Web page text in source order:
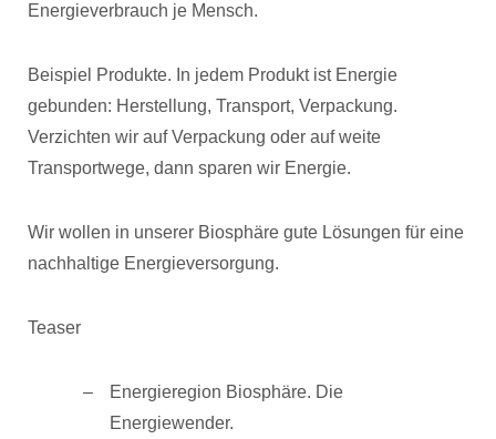
Energieverbrauch je Mensch.
Beispiel Produkte. In jedem Produkt ist Energie
gebunden: Herstellung, Transport, Verpackung.
Verzichten wir auf Verpackung oder auf weite
Transportwege, dann sparen wir Energie.
Wir wollen in unserer Biosphäre gute Lösungen für eine
nachhaltige Energieversorgung.
Teaser
Energieregion Biosphäre. Die
Energiewender.